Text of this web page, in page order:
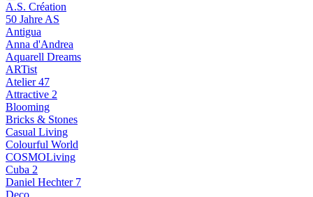
A.S. Création
50 Jahre AS
Antigua
Anna d'Andrea
Aquarell Dreams
ARTist
Atelier 47
Attractive 2
Blooming
Bricks & Stones
Casual Living
Colourful World
COSMOLiving
Cuba 2
Daniel Hechter 7
Deco